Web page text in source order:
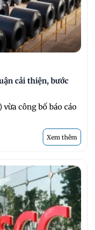
cải thiện, bước
vừa công bố báo cáo
Xem thêm